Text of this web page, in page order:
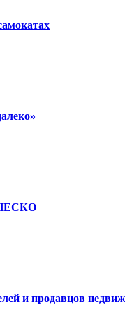
и продавцов